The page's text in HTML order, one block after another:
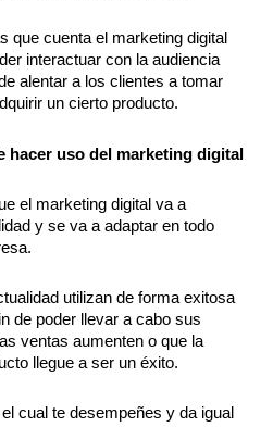
que cuenta el marketing digital
interactuar con la audiencia
alentar a los clientes a tomar
un cierto producto.
hacer uso del marketing digital
el marketing digital va a
y se va a adaptar en todo
utilizan de forma exitosa
de poder llevar a cabo sus
ventas aumenten o que la
llegue a ser un éxito.
cual te desempeñes y da igual